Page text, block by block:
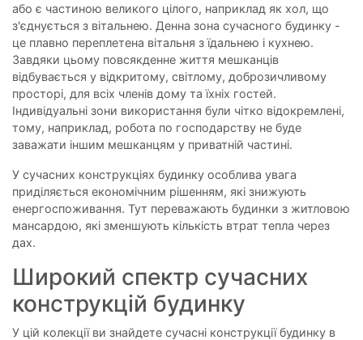
або є частиною великого цілого, наприклад як хол, що
з'єднується з вітальнею. Денна зона сучасного будинку -
це плавно переплетена вітальня з їдальнею і кухнею.
Завдяки цьому повсякденне життя мешканців
відбувається у відкритому, світлому, доброзичливому
просторі, для всіх членів дому та їхніх гостей.
Індивідуальні зони використання були чітко відокремлені,
тому, наприклад, робота по господарству не буде
заважати іншим мешканцям у приватній частині.
У сучасних конструкціях будинку особлива увага
приділяється економічним рішенням, які знижують
енергоспоживання. Тут переважають будинки з житловою
мансардою, які зменшують кількість втрат тепла через
дах.
Широкий спектр сучасних
конструкцій будинку
У цій колекції ви знайдете сучасні конструкції будинку в